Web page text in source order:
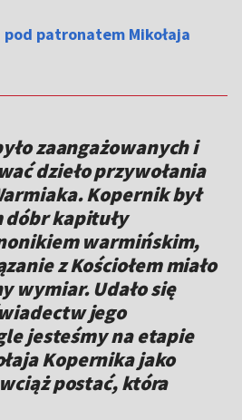
pod patronatem Mikołaja
zaangażowanych i
dzieło przywołania
Kopernik był
kapituły
warmińskim,
z Kościołem miało
wymiar. Udało się
jego
jesteśmy na etapie
Kopernika jako
postać, która